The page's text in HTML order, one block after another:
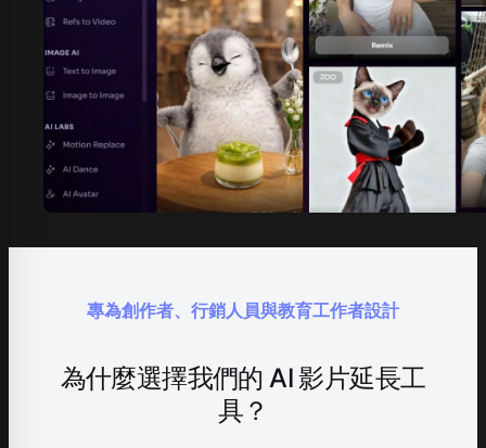
專為創作者、行銷人員與教育工作者設計
為什麼選擇我們的 AI 影片延長工
具？